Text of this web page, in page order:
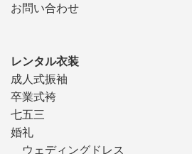
お問い合わせ
レンタル衣装
成人式振袖
卒業式袴
七五三
婚礼
ウェディングドレス